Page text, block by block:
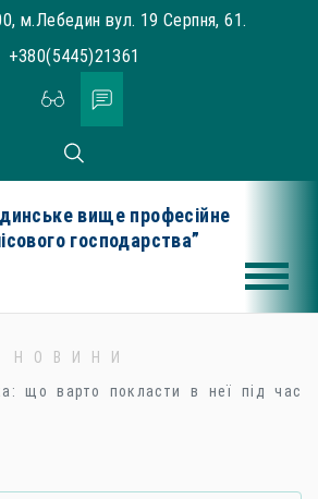
м.Лебедин вул. 19 Серпня, 61.
+380(5445)21361
вище професійне
господарства”
НОВИНИ
що варто покласти в неї під час